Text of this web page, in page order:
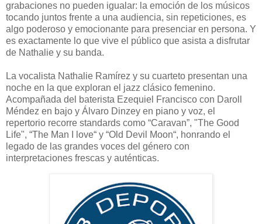
grabaciones no pueden igualar: la emoción de los músicos
tocando juntos frente a una audiencia, sin repeticiones, es
algo poderoso y emocionante para presenciar en persona. Y
es exactamente lo que vive el público que asista a disfrutar
de Nathalie y su banda.
La vocalista Nathalie Ramírez y su cuarteto presentan una
noche en la que exploran el jazz clásico femenino.
Acompañada del baterista Ezequiel Francisco con Daroll
Méndez en bajo y Álvaro Dinzey en piano y voz, el
repertorio recorre standards como “Caravan”, "The Good
Life", “The Man I love“ y “Old Devil Moon“, honrando el
legado de las grandes voces del género con
interpretaciones frescas y auténticas.